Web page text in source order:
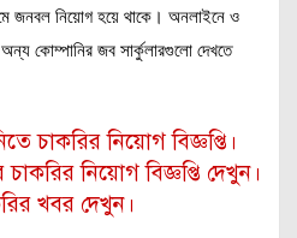
জনবল নিয়োগ হয়ে থাকে। অনলাইনে ও
কোম্পানির জব সার্কুলারগুলো দেখতে
চাকরির নিয়োগ বিজ্ঞপ্তি।
নিয়োগ বিজ্ঞপ্তি দেখুন।
খবর দেখুন।